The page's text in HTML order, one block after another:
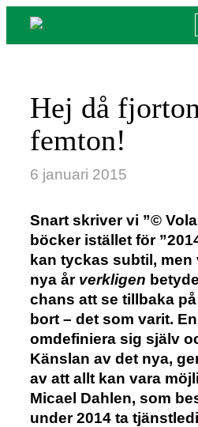
Hej då
femton!
6 januari 2015
Snart skriver vi ”©
böcker istället för
kan tyckas subtil, men
nya år verkligen
chans att se tillbaka
bort – det som varit.
omdefiniera sig själv
Känslan av det nya,
av att allt kan vara
Micael Dahlen, som
under 2014 ta